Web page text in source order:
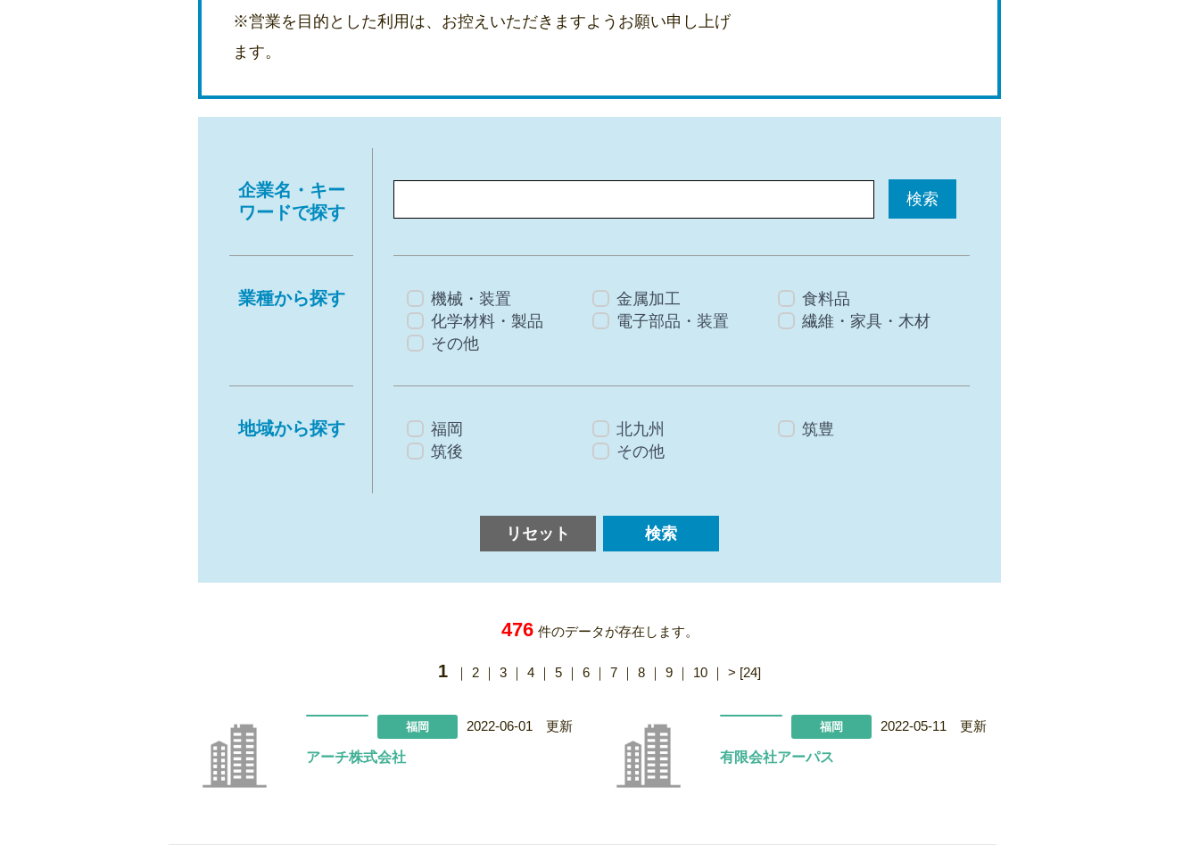
※営業を目的とした利用は、お控えいただきますようお願い申し上げ
ます。
企業名・キー
ワードで探す
業種から探す 機械・装置 金属加工
食料品
化学材料・製品
電子部品・装置
繊維・家具・木材
その他
地域から探す 福岡 北九州
筑豊
筑後
その他
476 件のデータが存在します。
1 ｜ 2 ｜ 3 ｜ 4 ｜ 5 ｜ 6 ｜ 7 ｜ 8 ｜ 9 ｜ 10 ｜ > [24]
福岡 2022-06-01 更新
アーチ株式会社
福岡 2022-05-11 更新
有限会社アーパス